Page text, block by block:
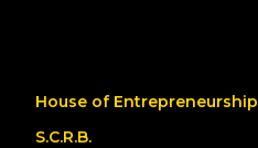
House of Entrepreneurship
S.C.R.B.